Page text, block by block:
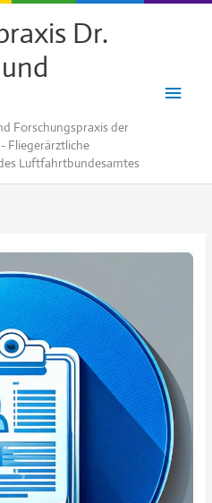
Dr.
Forschungspraxis der
Fliegerärztliche
Luftfahrtbundesamtes